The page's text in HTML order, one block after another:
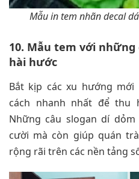
Mẫu in tem nhãn decal
10. Mẫu tem với
hài hước
Bắt kịp các xu hướng
cách nhanh nhất để thu
Những câu slogan dí
cười mà còn giúp quán
rộng rãi trên các nền tảng